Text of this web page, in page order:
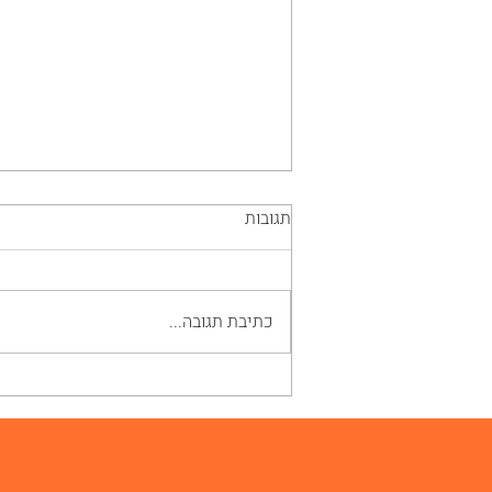
שקיות ואקום לבישול: המדריך
המלא
תגובות
כתיבת תגובה...